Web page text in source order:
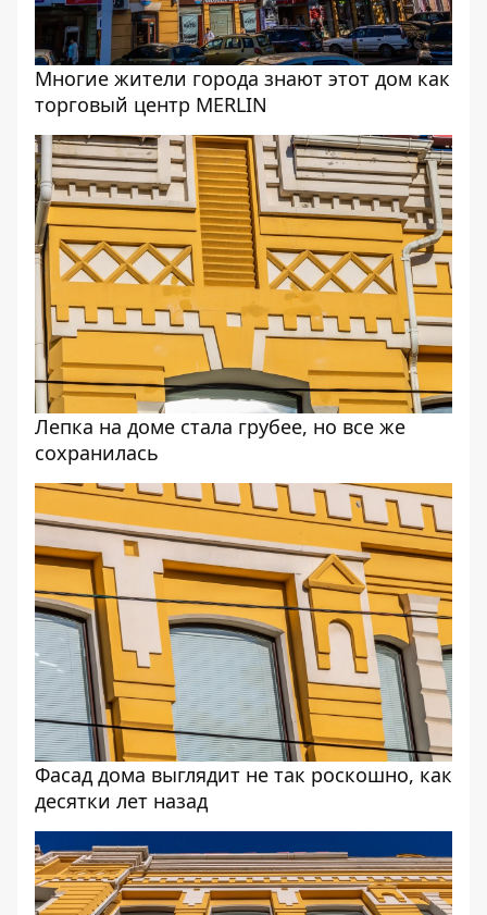
Многие жители города знают этот дом как
торговый центр MERLIN
Лепка на доме стала грубее, но все же
сохранилась
Фасад дома выглядит не так роскошно, как
десятки лет назад